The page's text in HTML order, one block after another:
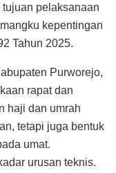
pelaksanaan
kepentingan
Tahun 2025.
Purworejo,
rapat dan
haji dan umrah
tetapi juga bentuk
umat.
urusan teknis.